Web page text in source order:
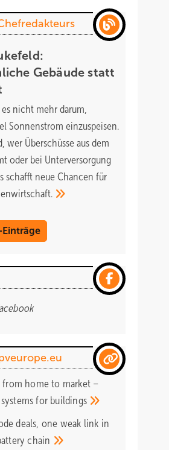
Gebäude statt
nicht mehr darum,
Sonnenstrom einzuspeisen.
wer Überschüsse aus dem
oder bei Unterversorgung
schafft neue Chancen für
from home to market –
for buildings
deals, one weak link in
chain